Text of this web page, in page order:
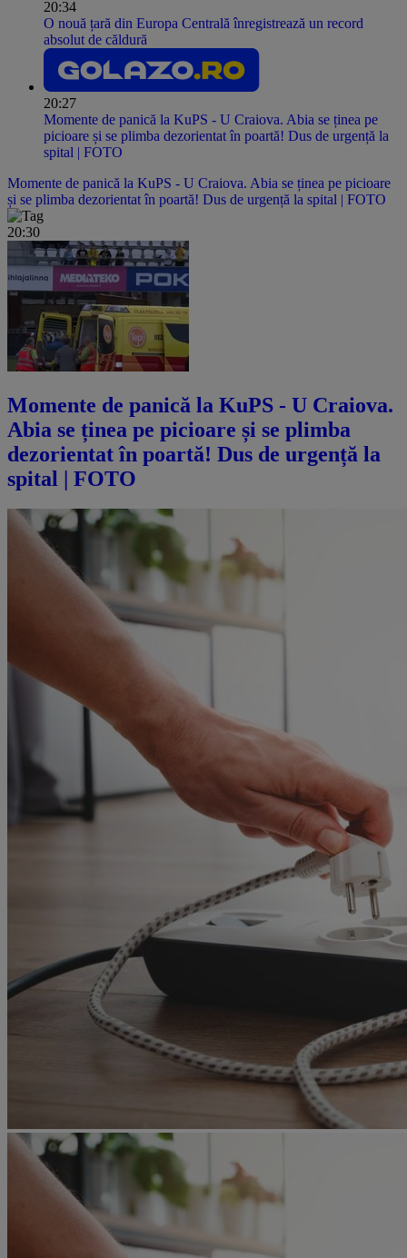
20:34
O nouă țară din Europa Centrală înregistrează un record
absolut de căldură
20:27
Momente de panică la KuPS - U Craiova. Abia se ținea pe
picioare și se plimba dezorientat în poartă! Dus de urgență la
spital | FOTO
Momente de panică la KuPS - U Craiova. Abia se ținea pe picioare
și se plimba dezorientat în poartă! Dus de urgență la spital | FOTO
20:30
Momente de panică la KuPS - U Craiova.
Abia se ținea pe picioare și se plimba
dezorientat în poartă! Dus de urgență la
spital | FOTO